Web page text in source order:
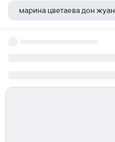
марина цветаева дон жуан